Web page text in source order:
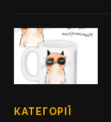
КАТЕГОРІЇ